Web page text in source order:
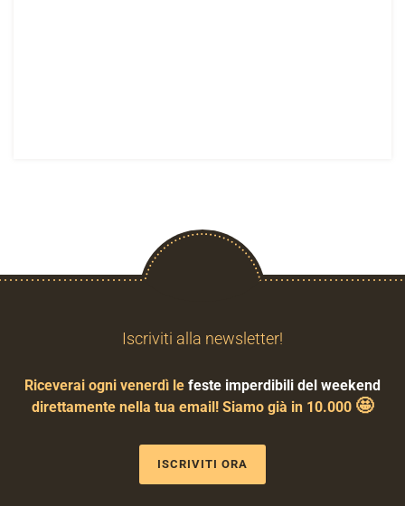
Iscriviti alla newsletter!
Riceverai ogni venerdì le feste imperdibili del weekend
direttamente nella tua email! Siamo già in 10.000 🤩
ISCRIVITI ORA